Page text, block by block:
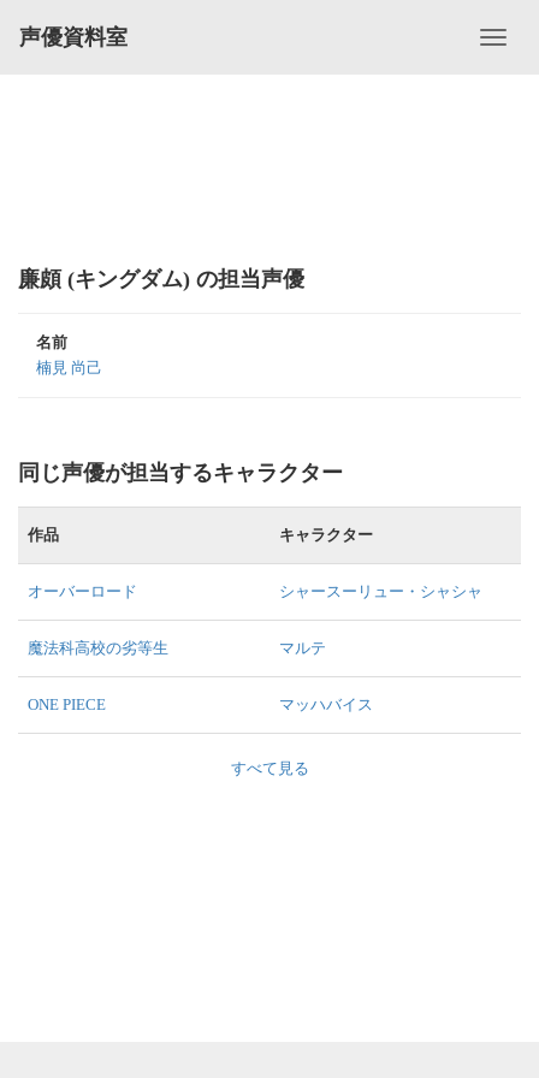
声優資料室
廉頗 (キングダム) の担当声優
名前
楠見 尚己
同じ声優が担当するキャラクター
作品 キャラクター
オーバーロード シャースーリュー・シャシャ
魔法科高校の劣等生 マルテ
ONE PIECE マッハバイス
すべて見る